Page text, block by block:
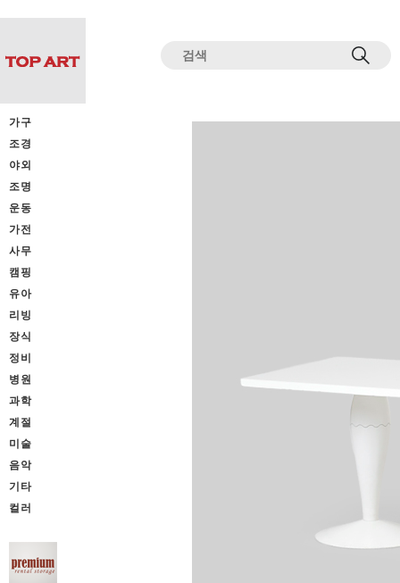
가구
조경
야외
조명
운동
가전
사무
캠핑
유아
리빙
장식
정비
병원
과학
계절
미술
음악
기타
컬러